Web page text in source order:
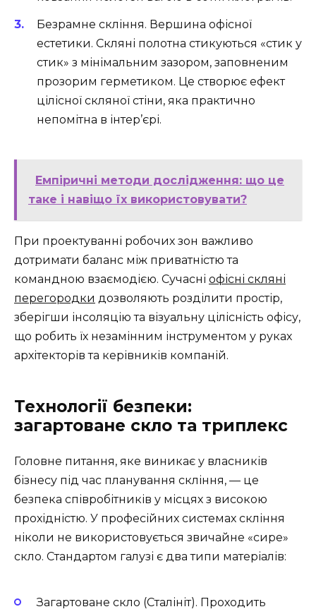
Безрамне скління. Вершина офісної
естетики. Скляні полотна стикуються «стик у
стик» з мінімальним зазором, заповненим
прозорим герметиком. Це створює ефект
цілісної скляної стіни, яка практично
непомітна в інтер’єрі.
Емпіричні методи дослідження: що це
таке і навіщо їх використовувати?
При проектуванні робочих зон важливо
дотримати баланс між приватністю та
командною взаємодією. Сучасні офісні скляні
перегородки дозволяють розділити простір,
зберігши інсоляцію та візуальну цілісність офісу,
що робить їх незамінним інструментом у руках
архітекторів та керівників компаній.
Технології безпеки:
загартоване скло та триплекс
Головне питання, яке виникає у власників
бізнесу під час планування скління, — це
безпека співробітників у місцях з високою
прохідністю. У професійних системах скління
ніколи не використовується звичайне «сире»
скло. Стандартом галузі є два типи матеріалів:
Загартоване скло (Сталініт). Проходить